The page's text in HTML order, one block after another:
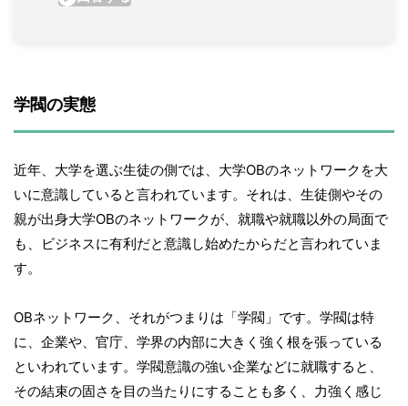
学閥の実態
近年、大学を選ぶ生徒の側では、大学OBのネットワークを大
いに意識していると言われています。それは、生徒側やその
親が出身大学OBのネットワークが、就職や就職以外の局面で
も、ビジネスに有利だと意識し始めたからだと言われていま
す。
OBネットワーク、それがつまりは「学閥」です。学閥は特
に、企業や、官庁、学界の内部に大きく強く根を張っている
といわれています。学閥意識の強い企業などに就職すると、
その結束の固さを目の当たりにすることも多く、力強く感じ